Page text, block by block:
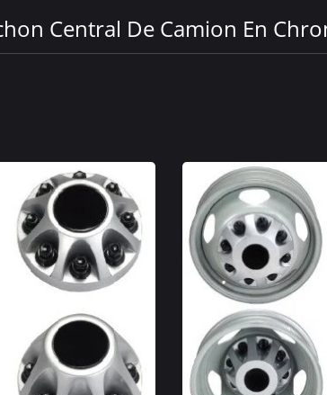
Central De Camion En